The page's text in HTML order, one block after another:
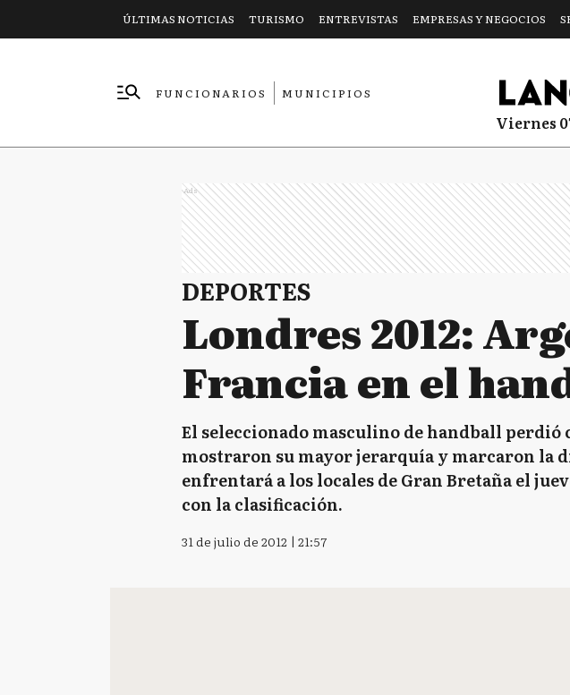
ÚLTIMAS NOTICIAS TURISMO ENTREVISTAS EMPRESAS Y NEGOCIOS
FUNCIONARIOS
MUNICIPIOS
viernes
Ads
DEPORTES
Londres 2012:
Francia en el
El seleccionado masculino de handball perdió
mostraron su mayor jerarquía y marcaron la
enfrentará a los locales de Gran Bretaña el
con la clasificación.
31 de julio de 2012 | 21:57